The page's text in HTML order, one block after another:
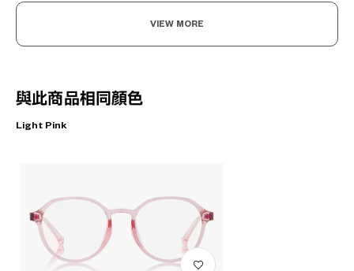
VIEW MORE
與此商品相同顏色
Light Pink